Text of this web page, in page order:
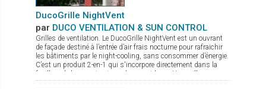
DucoGrille NightVent
par DUCO VENTILATION & SUN CONTROL
Grilles de ventilation. Le DucoGrille NightVent est un ouvrant
de façade destiné à l’entrée d’air frais nocturne pour rafraichir
les bâtiments par le night-cooling, sans consommer d’énergie.
C’est un produit 2-en-1 qui s'incorpore directement dans la
feuillure de la menuiserie ou du mur-rideau : Une grille
extérieure qui protège de la pluie, des intrusions d’insectes ou